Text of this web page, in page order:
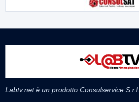
Labtv.net è un prodotto Consulservice S.r.l.